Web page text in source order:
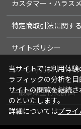
カスタマー・ハラス
特定商取引法に関す
サイトポリシー
ソーシャルメディア
一般事業主行動計画
当サイトでは利用体
ラフィックの分析を
サイトの閲覧を継続
のといたします。
詳細についてはプライ